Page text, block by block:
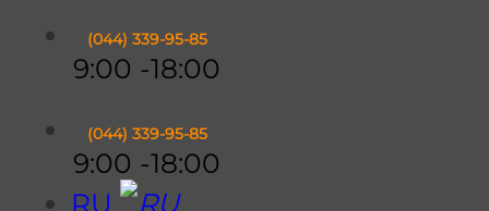
(044) 339-95-85
9:00 -18:00
(044) 339-95-85
9:00 -18:00
RU